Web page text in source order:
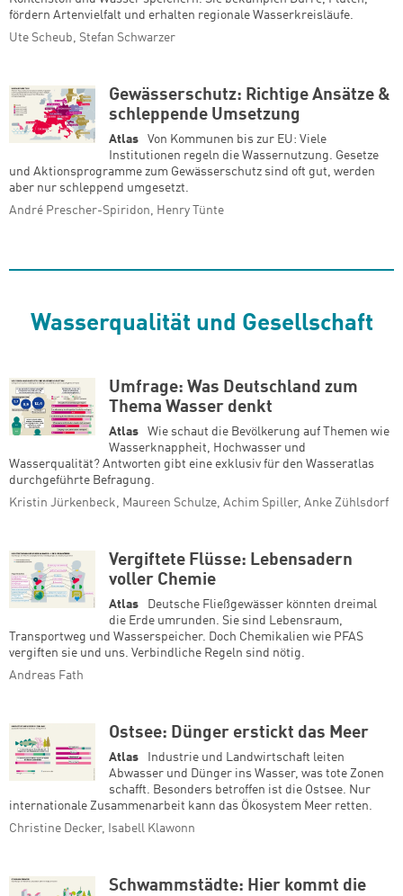
fördern Artenvielfalt und erhalten regionale Wasserkreisläufe.
Ute Scheub, Stefan Schwarzer
Gewässerschutz: Richtige Ansätze &
schleppende Umsetzung
Atlas
Von Kommunen bis zur EU: Viele
Institutionen regeln die Wassernutzung. Gesetze
und Aktionsprogramme zum Gewässerschutz sind oft gut, werden
aber nur schleppend umgesetzt.
André Prescher-Spiridon, Henry Tünte
Wasserqualität und Gesellschaft
Umfrage: Was Deutschland zum
Thema Wasser denkt
Atlas
Wie schaut die Bevölkerung auf Themen wie
Wasserknappheit, Hochwasser und
Wasserqualität? Antworten gibt eine exklusiv für den Wasseratlas
durchgeführte Befragung.
Kristin Jürkenbeck, Maureen Schulze, Achim Spiller, Anke Zühlsdorf
Vergiftete Flüsse: Lebensadern
voller Chemie
Atlas
Deutsche Fließgewässer könnten dreimal
die Erde umrunden. Sie sind Lebensraum,
Transportweg und Wasserspeicher. Doch Chemikalien wie PFAS
vergiften sie und uns. Verbindliche Regeln sind nötig.
Andreas Fath
Ostsee: Dünger erstickt das Meer
Atlas
Industrie und Landwirtschaft leiten
Abwasser und Dünger ins Wasser, was tote Zonen
schafft. Besonders betroffen ist die Ostsee. Nur
internationale Zusammenarbeit kann das Ökosystem Meer retten.
Christine Decker, Isabell Klawonn
Schwammstädte: Hier kommt die